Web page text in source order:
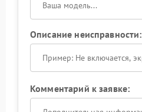
Описание неисправности:
Комментарий к заявке: